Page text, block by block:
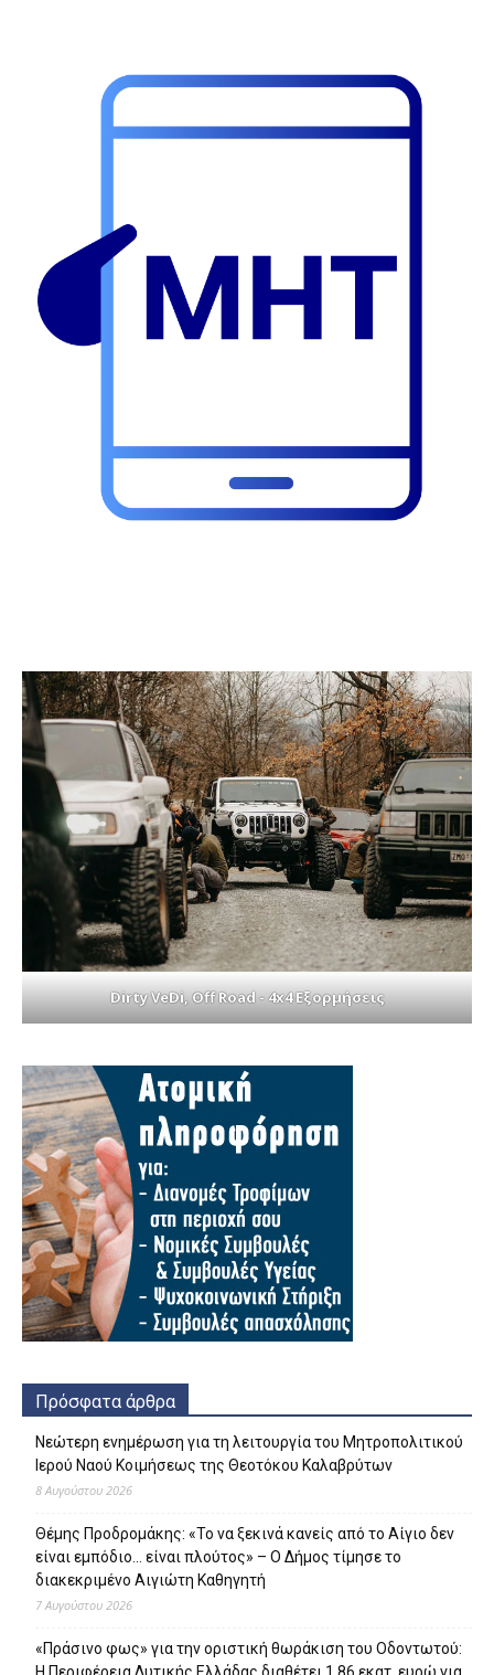
Dirty VeDi, Off Road - 4x4 Εξορμήσεις
Πρόσφατα άρθρα
Νεώτερη ενημέρωση για τη λειτουργία του Μητροπολιτικού
Ιερού Ναού Κοιμήσεως της Θεοτόκου Καλαβρύτων
8 Αυγούστου 2026
Θέμης Προδρομάκης: «Το να ξεκινά κανείς από το Αίγιο δεν
είναι εμπόδιο… είναι πλούτος» – O Δήμος τίμησε το
διακεκριμένο Αιγιώτη Καθηγητή
7 Αυγούστου 2026
«Πράσινο φως» για την οριστική θωράκιση του Οδοντωτού:
Η Περιφέρεια Δυτικής Ελλάδας διαθέτει 1,86 εκατ. ευρώ για